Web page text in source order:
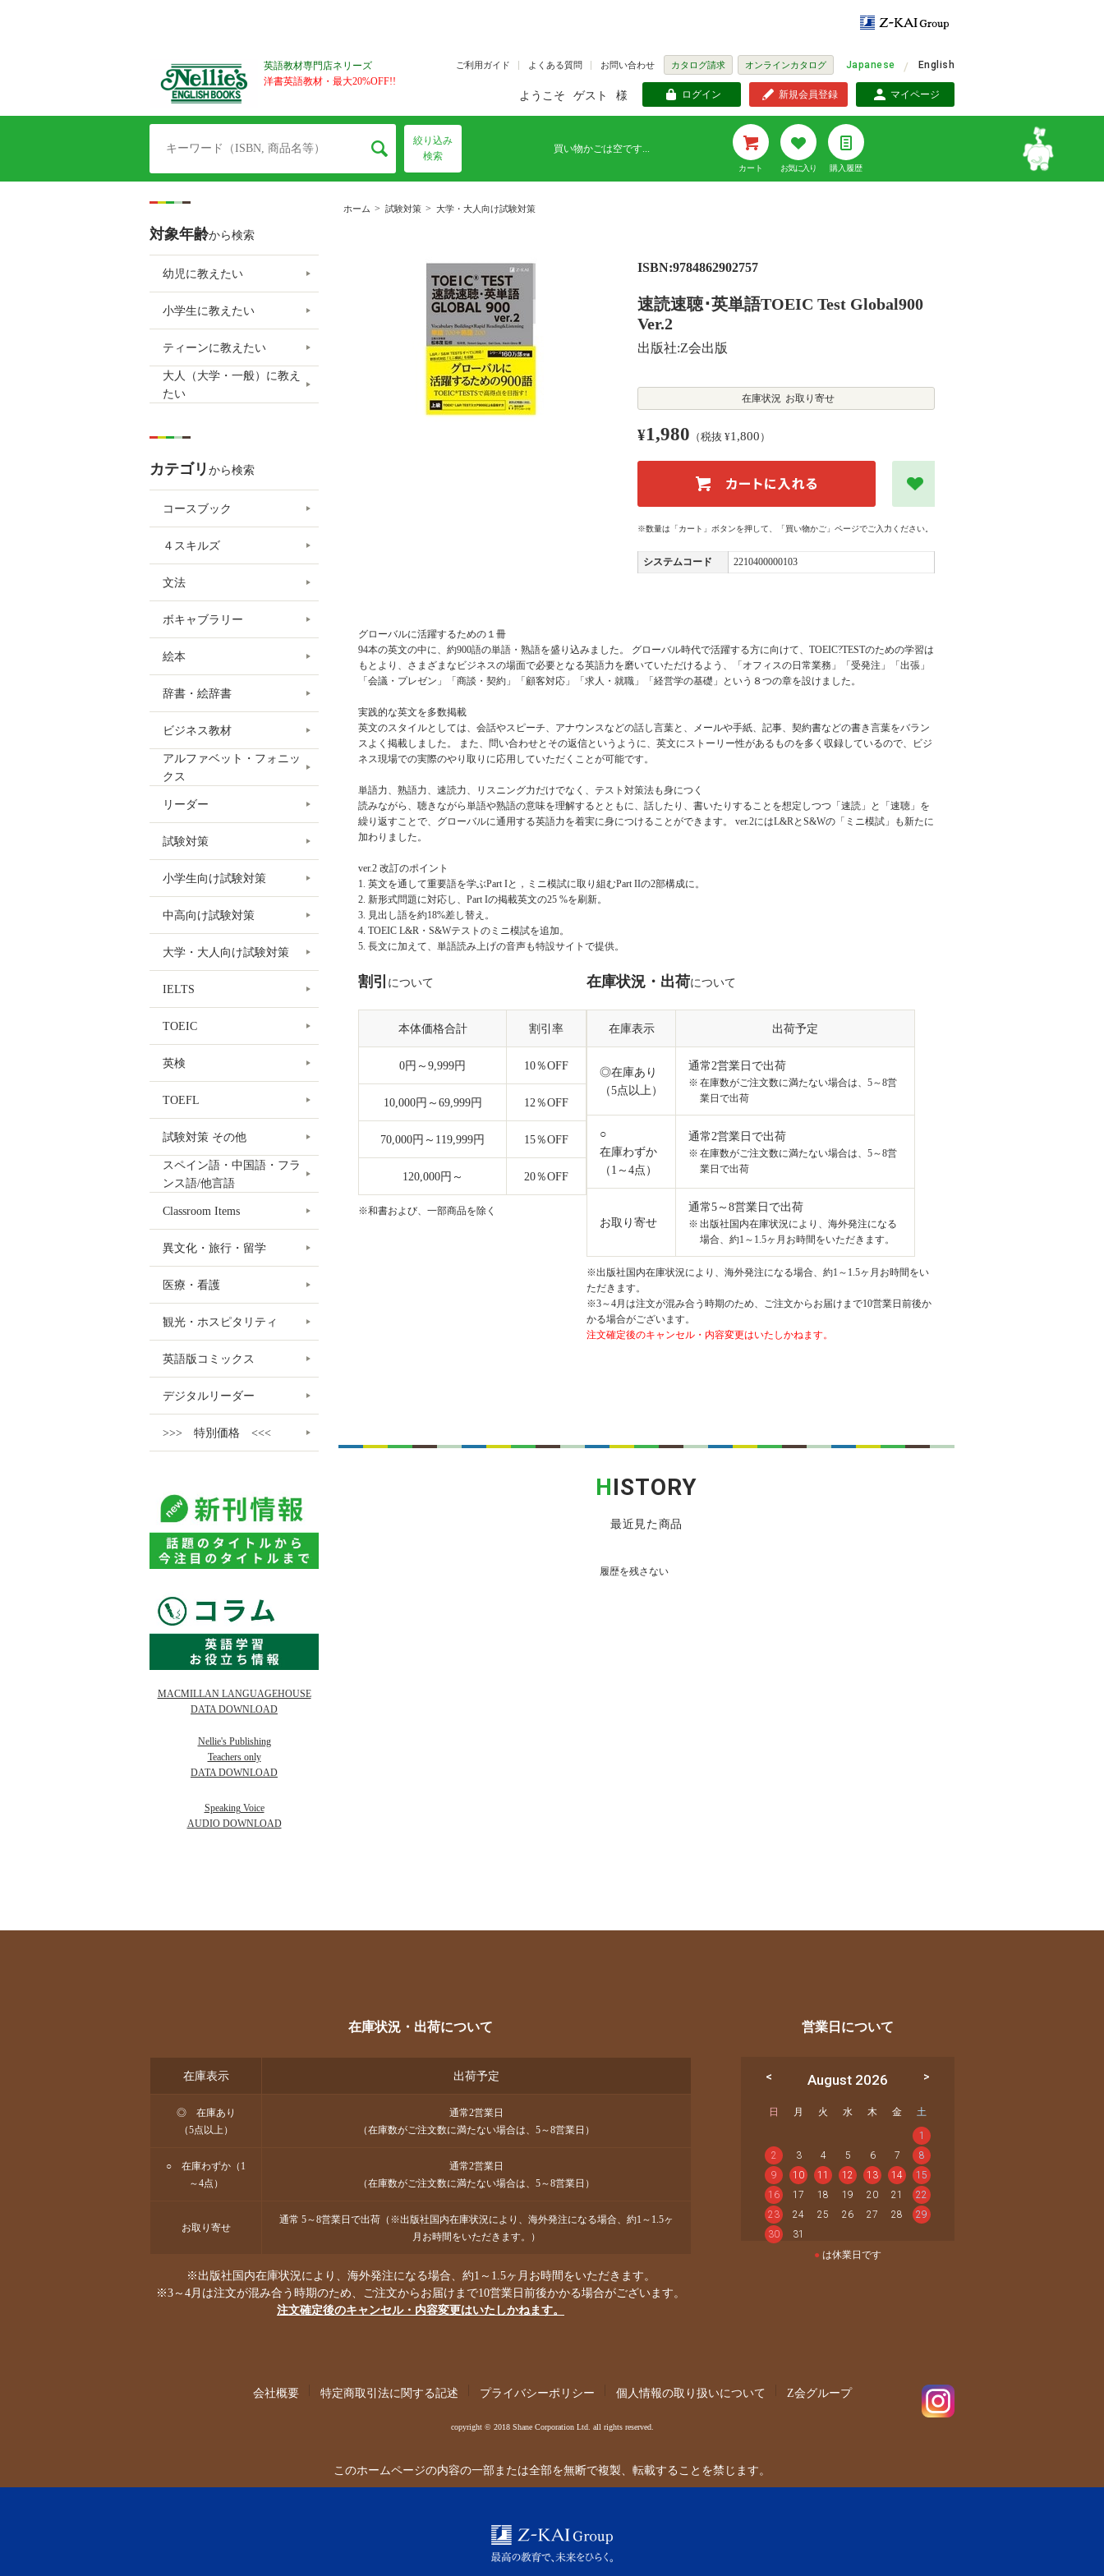
英語教材専門店ネリーズ
洋書英語教材・最大20%OFF!!
ご利用ガイド よくある質問 お問い合わせ カタログ請求 オンラインカタログ Japanese English
ようこそ ゲスト 様 ログイン 新規会員登録 マイページ
絞り込み
検索
買い物かごは空です...
カート お気に入り 購入履歴
ホーム > 試験対策 > 大学・大人向け試験対策
ISBN:9784862902757
速読速聴･英単語TOEIC Test Global900
Ver.2
出版社:Z会出版
在庫状況 お取り寄せ
¥1,980 （税抜 ¥1,800 ）
※数量は「カート」ボタンを押して、「買い物かご」ページでご入力ください。
システムコード 2210400000103
グローバルに活躍するための１冊
94本の英文の中に、約900語の単語・熟語を盛り込みました。 グローバル時代で活躍する方に向けて、TOEIC?TESTのための学習は
もとより、さまざまなビジネスの場面で必要となる英語力を磨いていただけるよう、「オフィスの日常業務」「受発注」「出張」
「会議・プレゼン」「商談・契約」「顧客対応」「求人・就職」「経営学の基礎」という８つの章を設けました。
実践的な英文を多数掲載
英文のスタイルとしては、会話やスピーチ、アナウンスなどの話し言葉と、メールや手紙、記事、契約書などの書き言葉をバラン
スよく掲載しました。 また、問い合わせとその返信というように、英文にストーリー性があるものを多く収録しているので、ビジ
ネス現場での実際のやり取りに応用していただくことが可能です。
単語力、熟語力、速読力、リスニング力だけでなく、テスト対策法も身につく
読みながら、聴きながら単語や熟語の意味を理解するとともに、話したり、書いたりすることを想定しつつ「速読」と「速聴」を
繰り返すことで、グローバルに通用する英語力を着実に身につけることができます。 ver.2にはL&RとS&Wの「ミニ模試」も新たに
加わりました。
ver.2 改訂のポイント
1. 英文を通して重要語を学ぶPart Iと，ミニ模試に取り組むPart IIの2部構成に。
2. 新形式問題に対応し、Part Iの掲載英文の25 %を刷新。
3. 見出し語を約18%差し替え。
4. TOEIC L&R・S&Wテストのミニ模試を追加。
5. 長文に加えて、単語読み上げの音声も特設サイトで提供。
割引 について
本体価格合計 割引率
0円～9,999円 10％OFF
10,000円～69,999円 12％OFF
70,000円～119,999円 15％OFF
120,000円～ 20％OFF
※和書および、一部商品を除く
在庫状況・出荷について
在庫表示 出荷予定
◎在庫あり
（5点以上）
通常2営業日で出荷
在庫数がご注文数に満たない場合は、5～8営
業日で出荷
○
在庫わずか
（1～4点）
通常2営業日で出荷
在庫数がご注文数に満たない場合は、5～8営
業日で出荷
お取り寄せ
通常5～8営業日で出荷
出版社国内在庫状況により、海外発注になる
場合、約1～1.5ヶ月お時間をいただきます。
※出版社国内在庫状況により、海外発注になる場合、約1～1.5ヶ月お時間をい
ただきます。
※3～4月は注文が混み合う時期のため、ご注文からお届けまで10営業日前後か
かる場合がございます。
注文確定後のキャンセル・内容変更はいたしかねます。
HISTORY
最近見た商品
履歴を残さない
対象年齢から検索
幼児に教えたい
小学生に教えたい
ティーンに教えたい
大人（大学・一般）に教え
たい
カテゴリ から検索
コースブック
４スキルズ
文法
ボキャブラリー
絵本
辞書・絵辞書
ビジネス教材
アルファベット・フォニッ
クス
リーダー
試験対策
小学生向け試験対策
中高向け試験対策
大学・大人向け試験対策
IELTS
TOEIC
英検
TOEFL
試験対策 その他
スペイン語・中国語・フラ
ンス語/他言語
Classroom Items
異文化・旅行・留学
医療・看護
観光・ホスピタリティ
英語版コミックス
デジタルリーダー
>>> 特別価格 <<<
MACMILLAN LANGUAGEHOUSE
DATA DOWNLOAD
Nellie's Publishing
Teachers only
DATA DOWNLOAD
Speaking Voice
AUDIO DOWNLOAD
在庫状況・出荷について
在庫表示 出荷予定
◎ 在庫あり
（5点以上）
通常2営業日
（在庫数がご注文数に満たない場合は、5～8営業日）
○ 在庫わずか（1
～4点）
通常2営業日
（在庫数がご注文数に満たない場合は、5～8営業日）
お取り寄せ
通常 5～8営業日で出荷（※出版社国内在庫状況により、海外発注になる場合、約1～1.5ヶ
月お時間をいただきます。）
※出版社国内在庫状況により、海外発注になる場合、約1～1.5ヶ月お時間をいただきます。
※3～4月は注文が混み合う時期のため、ご注文からお届けまで10営業日前後かかる場合がございます。
注文確定後のキャンセル・内容変更はいたしかねます。
営業日について
August 2026
日 月 火 水 木 金 土
1
2
3 4 5 6 7
8
9
10 11 12 13 14
15
16
17 18 19 20 21
22
23
24 25 26 27 28
29
30
31
● は休業日です
会社概要 特定商取引法に関する記述 プライバシーポリシー 個人情報の取り扱いについて Z会グループ
copyright © 2018 Shane Corporation Ltd. all rights reserved.
このホームページの内容の一部または全部を無断で複製、転載することを禁じます。